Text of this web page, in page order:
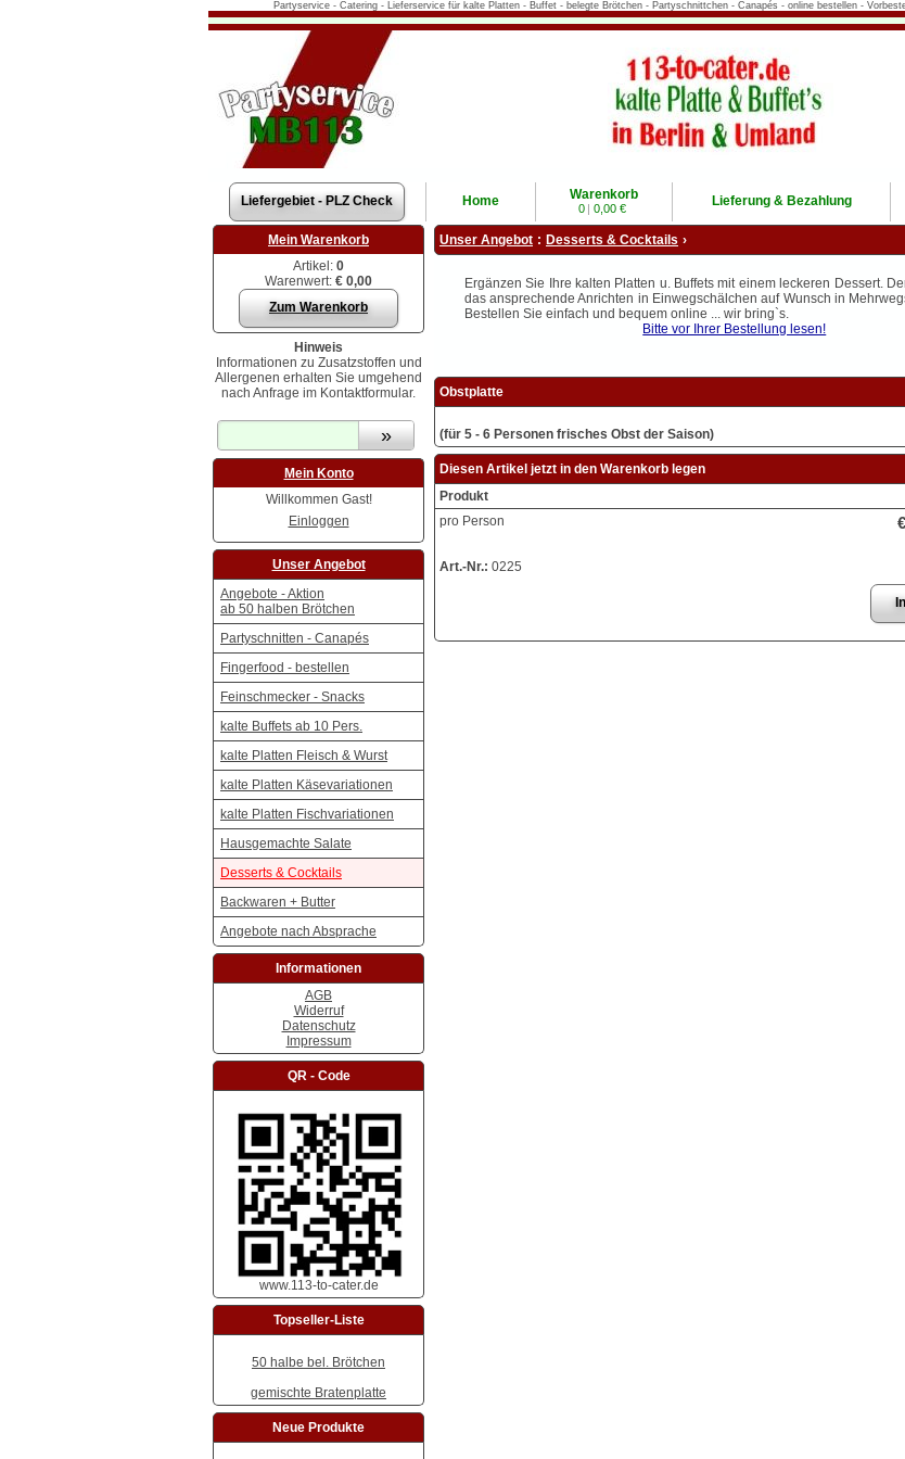
Partyservice - Catering - Lieferservice für kalte Platten - Buffet - belegte Brötchen - Partyschnittchen - Canapés - online bestellen -
Liefergebiet - PLZ Check Home Warenkorb
0 | 0,00 € Lieferung & Bezahlung
Mein Warenkorb
Artikel: 0
Warenwert: € 0,00
Zum Warenkorb
Hinweis
Informationen zu Zusatzstoffen und
Allergenen erhalten Sie umgehend
nach Anfrage im Kontaktformular.
Mein Konto
Willkommen Gast!
Einloggen
Unser Angebot
Angebote - Aktion
ab 50 halben Brötchen
Partyschnitten - Canapés
Fingerfood - bestellen
Feinschmecker - Snacks
kalte Buffets ab 10 Pers.
kalte Platten Fleisch & Wurst
kalte Platten Käsevariationen
kalte Platten Fischvariationen
Hausgemachte Salate
Desserts & Cocktails
Backwaren + Butter
Angebote nach Absprache
Informationen
AGB
Widerruf
Datenschutz
Impressum
QR - Code
www.113-to-cater.de
Topseller-Liste
50 halbe bel. Brötchen
gemischte Bratenplatte
Neue Produkte
Unser Angebot : Desserts & Cocktails ›
Ergänzen Sie Ihre kalten Platten u. Buffets mit einem leckeren Dessert.
das ansprechende Anrichten in Einwegschälchen auf Wunsch in
Bestellen Sie einfach und bequem online ... wir bring`s.
Bitte vor Ihrer Bestellung lesen!
Obstplatte
(für 5 - 6 Personen frisches Obst der Saison)
Diesen Artikel jetzt in den Warenkorb legen
Produkt
pro Person
Art.-Nr.: 0225